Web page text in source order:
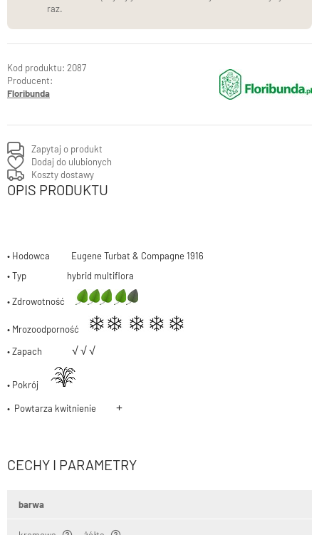
2087
Producent:
Floribunda
Zapytaj o produkt
Dodaj do ulubionych
Koszty dostawy
OPIS PRODUKTU
• Hodowca Eugene Turbat & Compagne 1916
• Typ hybrid multiflora
• Zdrowotność
• Mrozoodporność
• Zapach √√√
• Pokrój
• Powtarza kwitnienie +
CECHY I PARAMETRY
barwa
raz.